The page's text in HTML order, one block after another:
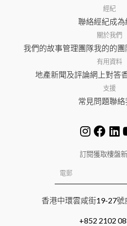
經紀
聯絡經紀成為
關於我們
我們的故事管理團隊我的的團
有用資料
地產新聞及評論網上對答
支援
常見問題聯絡
訂閱獲取樓盤
香港中環雲咸街19-27
+852 2102